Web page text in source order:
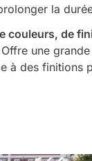
la
couleurs, de
une
à des finitions